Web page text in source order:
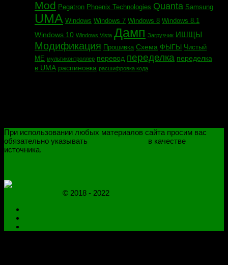
Mod Pegatron Phoenix Technologies Quanta Samsung
UMA Windows Windows 7 Windows 8 Windows 8.1
Windows 10 Windows Vista Дамп Загрузчик ИШЩЫ
Модификация Прошивка Схема ФЫГЫ Чистый
МЕ мультиконтроллер перевод переделка переделка
в UMA распиновка расшифровка кода
При использовании любых материалов сайта просим вас
обязательно указывать
в качестве
источника.
© 2018 - 2022